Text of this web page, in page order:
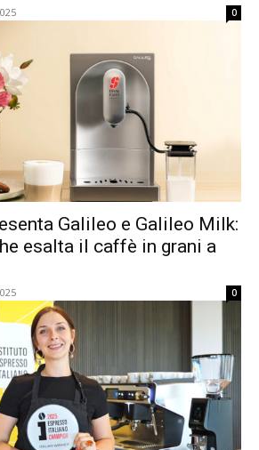
0
Galileo e Galileo Milk:
esalta il caffè in grani a
0